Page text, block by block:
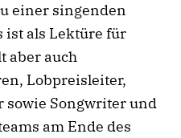
einer singenden
ist als Lektüre für
aber auch
Lobpreisleiter,
sowie Songwriter und
am Ende des